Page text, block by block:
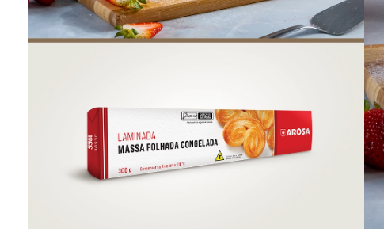
INVERNO